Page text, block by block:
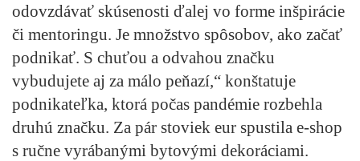
odovzdávať skúsenosti ďalej vo forme inšpirácie
či mentoringu. Je množstvo spôsobov, ako začať
podnikať. S chuťou a odvahou značku
vybudujete aj za málo peňazí,“ konštatuje
podnikateľka, ktorá počas pandémie rozbehla
druhú značku. Za pár stoviek eur spustila e-shop
s ručne vyrábanými bytovými dekoráciami.